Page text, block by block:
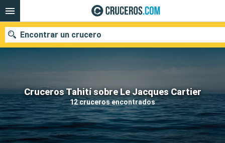
Cruceros Tahití sobre Le Jacques Cartier
12 cruceros encontrados
Encontrar un crucero
Nuestros destinos
Fecha de salida
Puertos Compañías